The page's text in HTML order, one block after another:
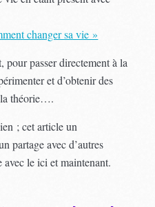
changer sa vie »
passer directement à la
et d’obtenir des
théorie….
; cet article un
partage avec d’autres
avec le ici et maintenant.